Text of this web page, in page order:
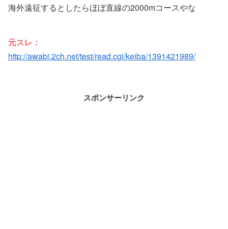
海外遠征するとしたらほぼ直線の2000mコースやな
元スレ：
http://awabi.2ch.net/test/read.cgi/keiba/1391421989/
スポンサーリンク